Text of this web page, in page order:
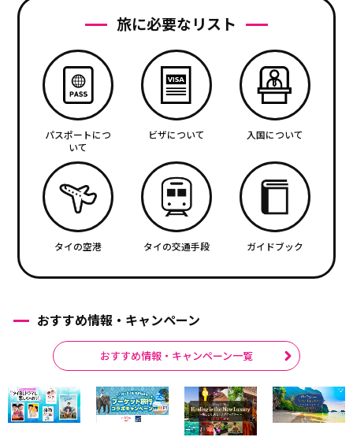
旅に必要なリスト
パスポートにつ
いて
ビザについて 入国について
タイの空港 タイの交通手段 ガイドブック
おすすめ情報・キャンペーン
おすすめ情報・キャンペーン一覧